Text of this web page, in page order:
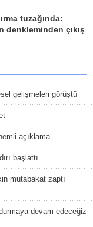
tuzağında:
denkleminden çıkış
gelişmeleri görüştü
açıklama
başlattı
mutabakat zaptı
devam edeceğiz